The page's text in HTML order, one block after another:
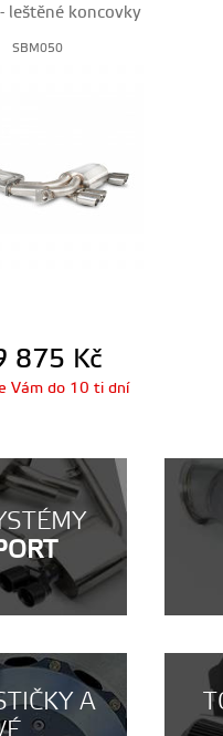
leštěné koncovky
SBM050
875 Kč
Vám do 10 ti dní
A